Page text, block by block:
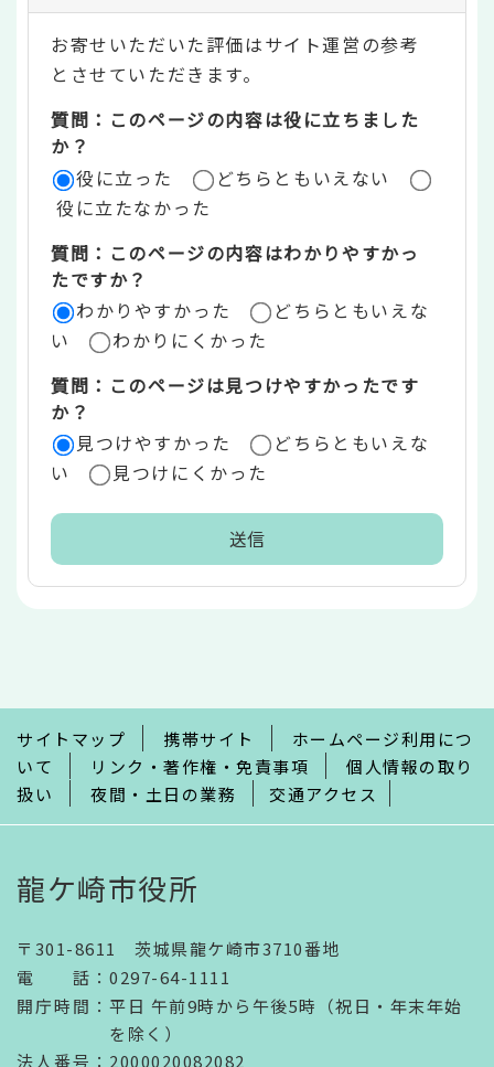
テ
ン
ツ
評
価
リ
ア
お寄せいただいた評価はサイト運営の参考
とさせていただきます。
質問：このページの内容は役に立ちました
か？
役に立った
どちらともいえない
役に立たなかった
質問：このページの内容はわかりやすかっ
たですか？
わかりやすかった
どちらともいえな
い
わかりにくかった
質問：このページは見つけやすかったです
か？
見つけやすかった
どちらともいえな
い
見つけにくかった
で
サイトマップ 携帯サイト
ホームページ利用につ
いて
リンク・著作権・免責事項
個人情報の取り
扱い
夜間・土日の業務 交通アクセス
龍ケ崎市役所
〒301-8611 茨城県龍ケ崎市3710番地
電話 ： 0297-64-1111
開庁時間 ： 平日 午前9時から午後5時（祝日・年末年始
を除く）
法人番号 ：2000020082082